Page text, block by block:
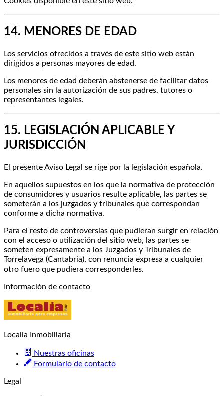
14. MENORES DE EDAD
Los servicios ofrecidos a través de este sitio web están
dirigidos a personas mayores de edad.
Los menores de edad deberán abstenerse de facilitar datos
personales sin la autorización de sus padres, tutores o
representantes legales.
15. LEGISLACIÓN APLICABLE Y
JURISDICCIÓN
El presente Aviso Legal se rige por la legislación española.
En aquellos supuestos en los que la normativa de protección
de consumidores y usuarios resulte aplicable, las partes se
someterán a los juzgados y tribunales que correspondan
conforme a dicha normativa.
Para el resto de controversias que pudieran surgir en relación
con el acceso o utilización del sitio web, las partes se
someten expresamente a los Juzgados y Tribunales de
Torrelavega (Cantabria), con renuncia expresa a cualquier
otro fuero que pudiera corresponderles.
Información de contacto
Localia Inmobiliaria
Nuestras oficinas
Formulario de contacto
Legal